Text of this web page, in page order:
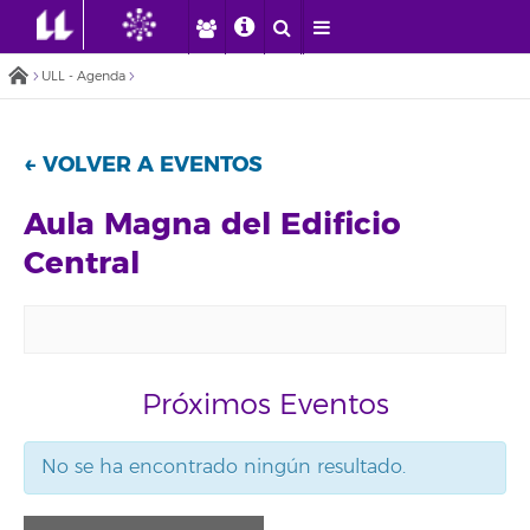
ULL - Agenda
← VOLVER A EVENTOS
Aula Magna del Edificio
Central
Próximos Eventos
No se ha encontrado ningún resultado.